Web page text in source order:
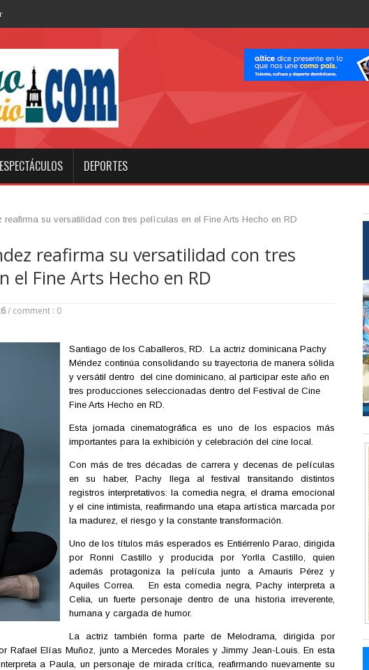
Abinader abrirá XVI
ESPECTÁCULOS DEPORTES
reafirma su versatilidad con tres películas en el Fine Arts Hecho en RD
reafirma su versatilidad con tres
el Fine Arts Hecho en RD
/ comment : 0
Santiago de los Caballeros, RD. La actriz dominicana Pachy
Méndez continúa consolidando su trayectoria de manera sólida
y versátil dentro del cine dominicano, al participar este año en
tres producciones seleccionadas dentro del Festival de Cine
Fine Arts Hecho en RD.
Esta jornada cinematográfica es uno de los espacios más
importantes para la exhibición y celebración del cine local.
Con más de tres décadas de carrera y decenas de películas
en su haber, Pachy llega al festival transitando distintos
registros interpretativos: la comedia negra, el drama emocional
y el cine intimista, reafirmando una etapa artística marcada por
la madurez, el riesgo y la constante transformación.
Uno de los títulos más esperados es Entiérrenlo Parao, dirigida
por Ronni Castillo y producida por Yorlla Castillo, quien
además protagoniza la película junto a Amauris Pérez y
Aquiles Correa. En esta comedia negra, Pachy interpreta a
Celia, un fuerte personaje dentro de una historia irreverente,
humana y cargada de humor.
La actriz también forma parte de Melodrama, dirigida por
Rafael Elías Muñoz, junto a Mercedes Morales y Jimmy Jean-Louis. En esta
a Paula, un personaje de mirada crítica, reafirmando nuevamente su